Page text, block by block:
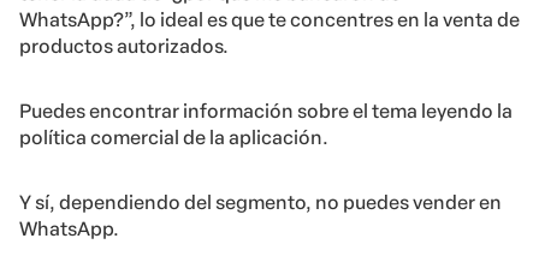
WhatsApp?”, lo ideal es que te concentres en la venta de
productos autorizados.
Puedes encontrar información sobre el tema leyendo la
política comercial de la aplicación.
Y sí, dependiendo del segmento, no puedes vender en
WhatsApp.